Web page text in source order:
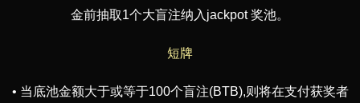
金前抽取1个大盲注纳入jackpot 奖池。
短牌
• 当底池金额大于或等于100个盲注(BTB),则将在支付获奖者